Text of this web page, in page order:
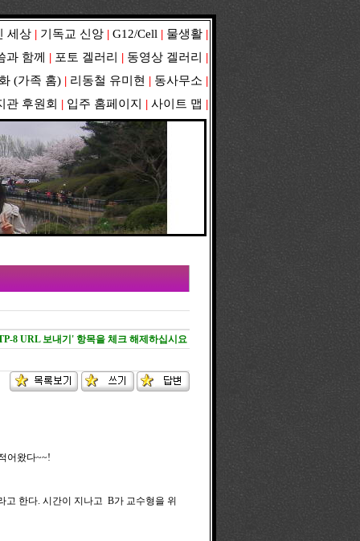
세상 | 기독교 신앙 | G12/Cell | 물생활 |
과 함께
| 포토 겔러리 | 동영상 겔러리
|
(가족 홈) | 리동철 유미현 | 동사무소 |
관 후원회 | 입주 홈페이지 | 사이트 맵 |
8 URL 보내기' 항목을 체크 해제하십시요
어왔다~~!
고 한다. 시간이 지나고 B가 교수형을 위